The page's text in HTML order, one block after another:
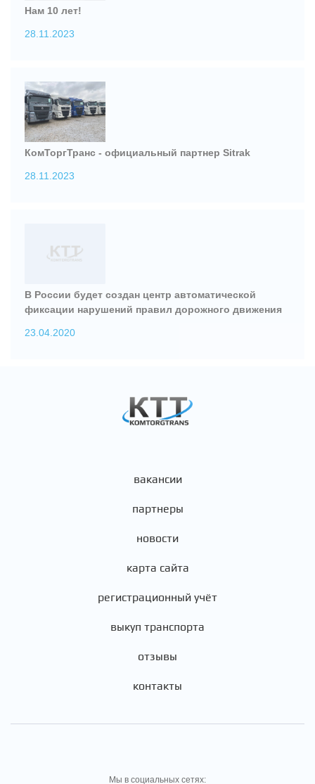
Нам 10 лет!
28.11.2023
КомТоргТранс - официальный партнер Sitrak
28.11.2023
В России будет создан центр автоматической
фиксации нарушений правил дорожного движения
23.04.2020
вакансии
партнеры
новости
карта сайта
регистрационный учёт
выкуп транспорта
отзывы
контакты
Мы в социальных сетях: